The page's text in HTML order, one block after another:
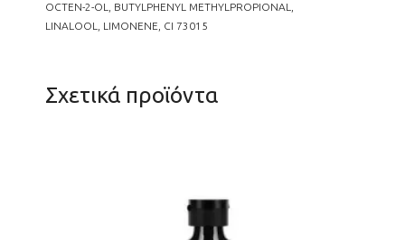
OCTEN-2-OL, BUTYLPHENYL METHYLPROPIONAL,
LINALOOL, LIMONENE, CI 73015
Σχετικά προϊόντα